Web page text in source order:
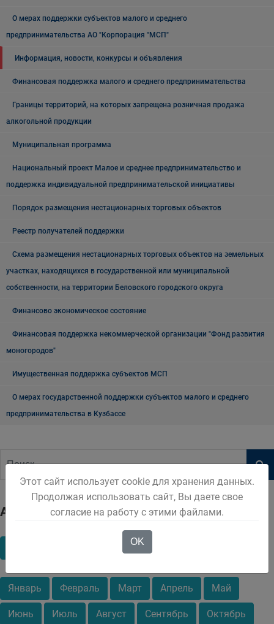
О мерах поддержки субъектов малого и среднего
предпринимательства АО "Корпорация "МСП"
Информация, новости, конкурсы и объявления
Финансовая поддержка малого и среднего предпринимательства
Границы территорий, на которых запрещена розничная продажа
алкогольной продукции
Муниципальная программа
Национальный проект Малое и среднее предпринимательство и
поддержка индивидуальной предпринимательской инициативы
Порядок размещения нестационарных торговых объектов
Реестр получателей поддержки
Схема размещения нестационарных торговых объектов на земельных
участках, находящихся в государственной или муниципальной
собственности, на территории Беловского городского округа
Финансово экономическое состояние
Финансовая поддержка некоммерческой организации "Фонд развития
моногородов"
Имущественная поддержка субъектов МСП
О мерах государственной поддержки субъектов малого и среднего
предпринимательства в Кузбассе
Архив
2026
Январь Февраль Март Апрель Май
Июнь Июль Август Сентябрь Октябрь
Этот сайт использует cookie для хранения данных.
Продолжая использовать сайт, Вы даете свое
согласие на работу с этими файлами.
OK